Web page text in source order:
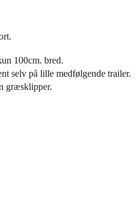
100cm. bred.
selv på lille medfølgende trailer.
græsklipper.